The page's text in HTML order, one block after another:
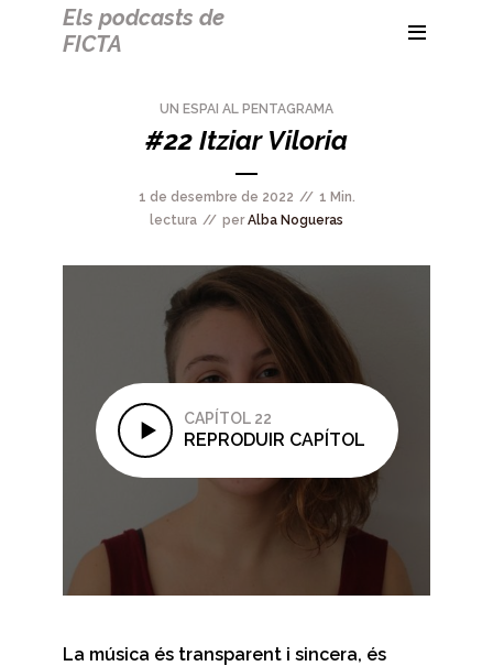
Els podcasts de
FICTA
UN ESPAI AL PENTAGRAMA
#22 Itziar Viloria
1 de desembre de 2022
1 Min.
lectura
perAlba Nogueras
CAPÍTOL 22
REPRODUIR CAPÍTOL
La música és transparent i sincera, és